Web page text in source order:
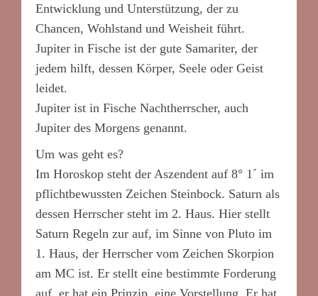
Entwicklung und Unterstützung, der zu
Chancen, Wohlstand und Weisheit führt.
Jupiter in Fische ist der gute Samariter, der
jedem hilft, dessen Körper, Seele oder Geist
leidet.
Jupiter ist in Fische Nachtherrscher, auch
Jupiter des Morgens genannt.
Um was geht es?
Im Horoskop steht der Aszendent auf 8° 1´ im
pflichtbewussten Zeichen Steinbock. Saturn als
dessen Herrscher steht im 2. Haus. Hier stellt
Saturn Regeln zur auf, im Sinne von Pluto im
1. Haus, der Herrscher vom Zeichen Skorpion
am MC ist. Er stellt eine bestimmte Forderung
auf, er hat ein Prinzip, eine Vorstellung. Er hat